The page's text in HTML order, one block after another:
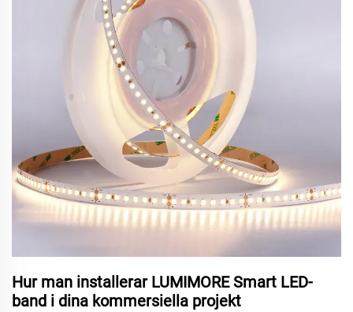
Hur man installerar LUMIMORE Smart LED-
band i dina kommersiella projekt